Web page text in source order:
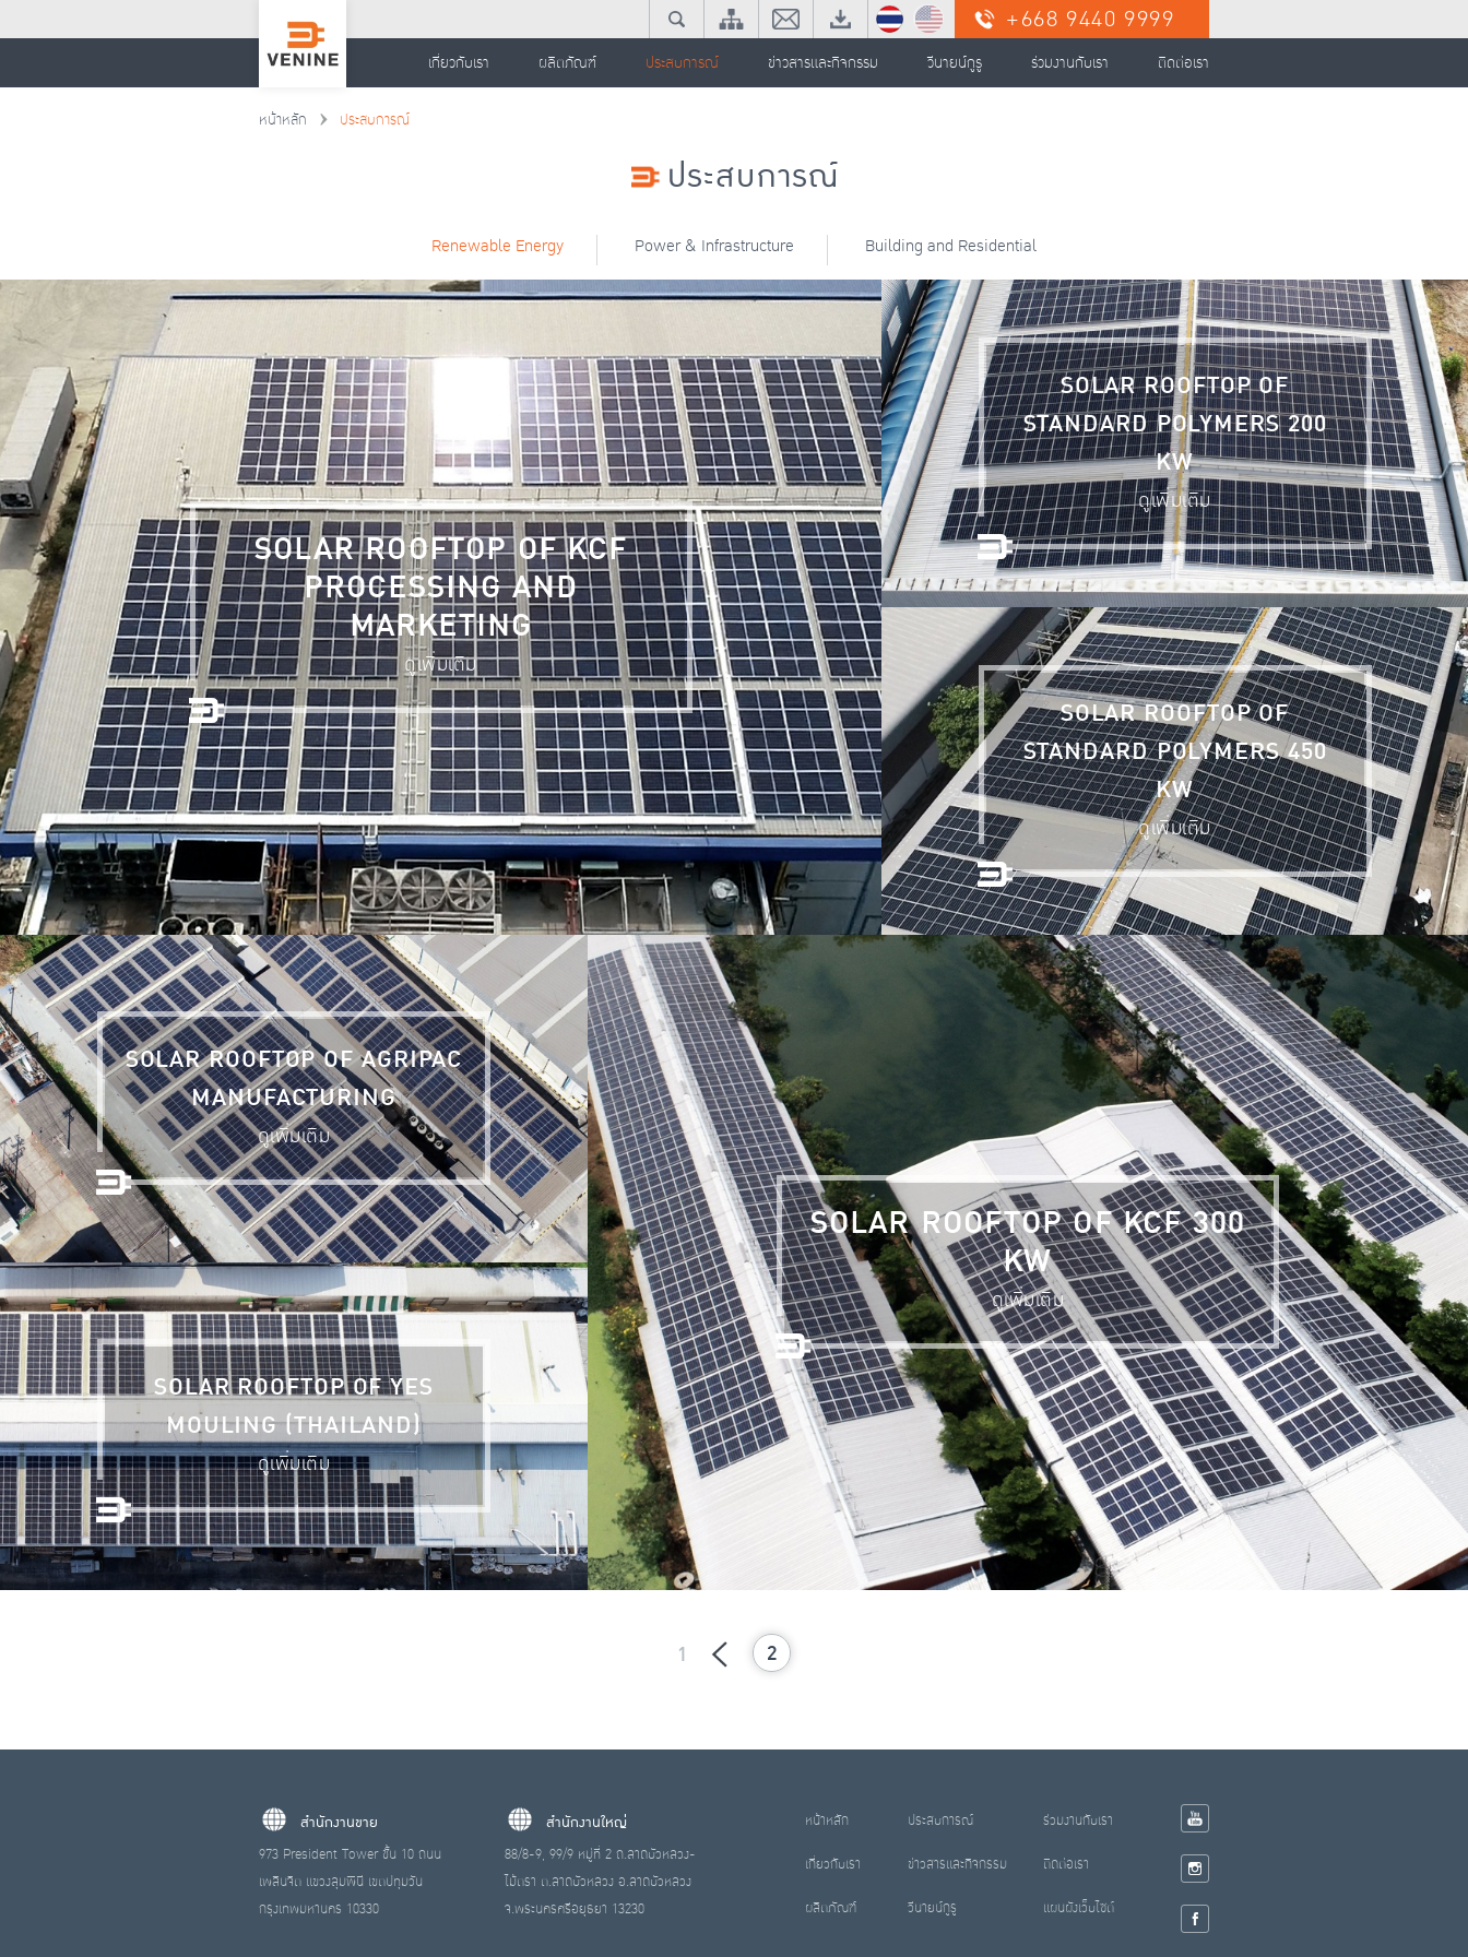
หน้าหลัก ประสบการณ์
ประสบการณ์
Renewable Energy Power & Infrastructure Building and Residential
SOLAR ROOFTOP OF KCF
PROCESSING AND
MARKETING
ดูเพิ่มเติม
SOLAR ROOFTOP OF
STANDARD POLYMERS 200
KW
ดูเพิ่มเติม
SOLAR ROOFTOP OF
STANDARD POLYMERS 450
KW
ดูเพิ่มเติม
SOLAR ROOFTOP OF AGRIPAC
MANUFACTURING
ดูเพิ่มเติม
SOLAR ROOFTOP OF YES
MOULING (THAILAND)
ดูเพิ่มเติม
SOLAR ROOFTOP OF KCF 300
KW
ดูเพิ่มเติม
1 2
สำนักงานขาย
973 President Tower ชั้น 10 ถนน
เพลินจิต แขวงลุมพินี เขตปทุมวัน
กรุงเทพมหานคร 10330
สำนักงานใหญ่
88/8-9, 99/9 หมู่ที่ 2 ถ.ลาดบัวหลวง-
ไม้ตรา ต.ลาดบัวหลวง อ.ลาดบัวหลวง
จ.พระนครศรีอยุธยา 13230
หน้าหลัก
เกี่ยวกับเรา
ผลิตภัณฑ์
ประสบการณ์
ข่าวสารและกิจกรรม
วีนายน์กูรู
ร่วมงานกับเรา
ติดต่อเรา
แผนผังเว็บไซต์
+668 9440 9999
เกี่ยวกับเรา ผลิตภัณฑ์ ประสบการณ์ ข่าวสารและกิจกรรม วีนายน์กูรู ร่วมงานกับเรา ติดต่อเรา